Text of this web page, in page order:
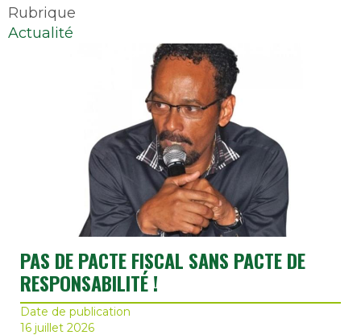
Rubrique
Actualité
PAS DE PACTE FISCAL SANS PACTE DE
RESPONSABILITÉ !
Date de publication
16 juillet 2026